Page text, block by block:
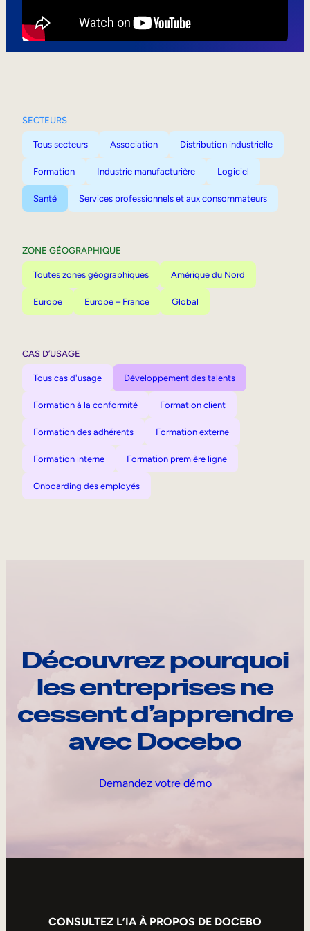
SECTEURS
Tous secteurs Association Distribution industrielle
Formation Industrie manufacturière Logiciel
Santé Services professionnels et aux consommateurs
ZONE GÉOGRAPHIQUE
Toutes zones géographiques Amérique du Nord
Europe Europe – France Global
CAS D’USAGE
Tous cas d'usage Développement des talents
Formation à la conformité Formation client
Formation des adhérents Formation externe
Formation interne Formation première ligne
Onboarding des employés
Découvrez pourquoi
les entreprises ne
cessent d’apprendre
avec Docebo
Demandez votre démo
CONSULTEZ L’IA À PROPOS DE DOCEBO